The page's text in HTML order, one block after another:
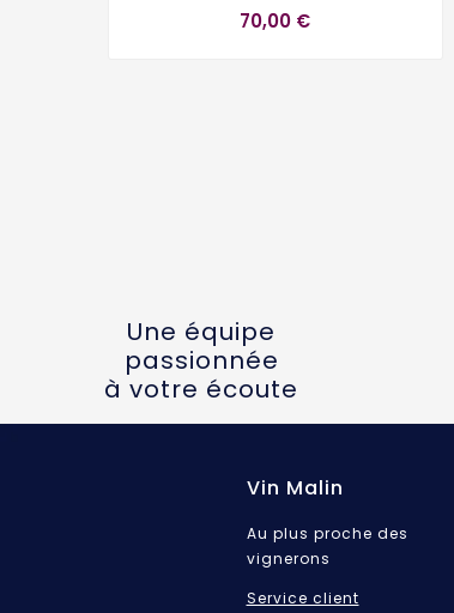
70,00 €
Une équipe
passionnée
à votre écoute
Vin Malin
Au plus proche des
vignerons
Service client